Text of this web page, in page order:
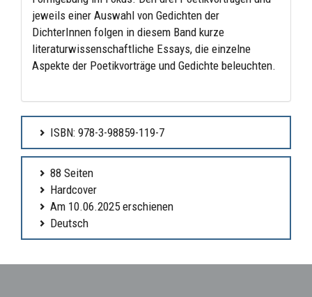
jeweils einer Auswahl von Gedichten der
DichterInnen folgen in diesem Band kurze
literaturwissenschaftliche Essays, die einzelne
Aspekte der Poetikvorträge und Gedichte beleuchten.
ISBN: 978-3-98859-119-7
88 Seiten
Hardcover
Am 10.06.2025 erschienen
Deutsch